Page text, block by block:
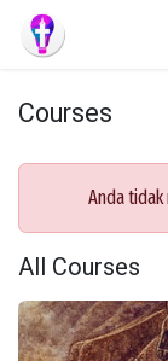
Skip to Content
Courses
Anda tidak
All Courses